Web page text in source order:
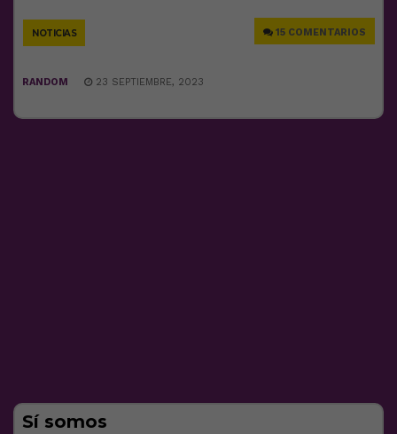
NOTICIAS 15 COMENTARIOS
RANDOM 23 SEPTIEMBRE, 2023
Sí somos